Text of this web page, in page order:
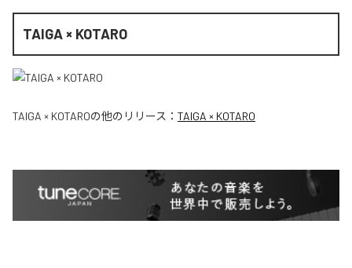
TAIGA × KOTARO
TAIGA × KOTAROの他のリリース： TAIGA × KOTARO